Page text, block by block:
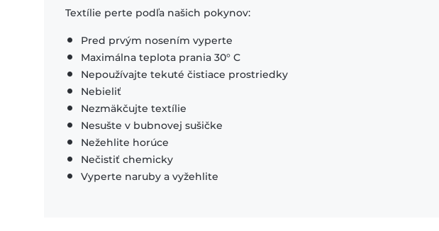
Textílie perte podľa našich pokynov:
Pred prvým nosením vyperte
Maximálna teplota prania 30° C
Nepoužívajte tekuté čistiace prostriedky
Nebieliť
Nezmäkčujte textílie
Nesušte v bubnovej sušičke
Nežehlite horúce
Nečistiť chemicky
Vyperte naruby a vyžehlite